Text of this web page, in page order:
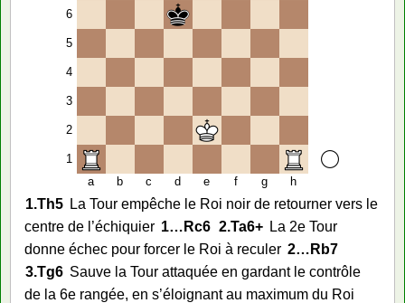
6
5
4
3
2
1
a
b c d e f g h
1.Th5 La Tour empêche le Roi noir de retourner vers le
centre de l’échiquier 1… Rc6 2.Ta6+
La 2e Tour
donne échec pour forcer le Roi à reculer 2… Rb7
3.Tg6 Sauve la Tour attaquée en gardant le contrôle
de la 6e rangée, en s’éloignant au maximum du Roi